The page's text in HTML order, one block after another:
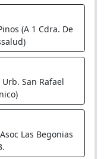
(A 1 Cdra. De
San Rafael
Las Begonias